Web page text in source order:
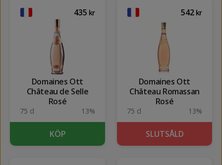
435 kr
Domaines Ott
Château de Selle
Rosé
75 cl 13%
KÖP
542 kr
Domaines Ott
Château Romassan
Rosé
75 cl 13%
SLUTSÅLD